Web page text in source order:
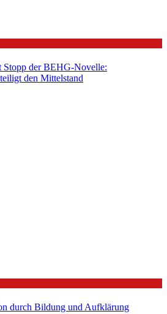
Stopp der BEHG-Novelle:
den Mittelstand
durch Bildung und Aufklärung